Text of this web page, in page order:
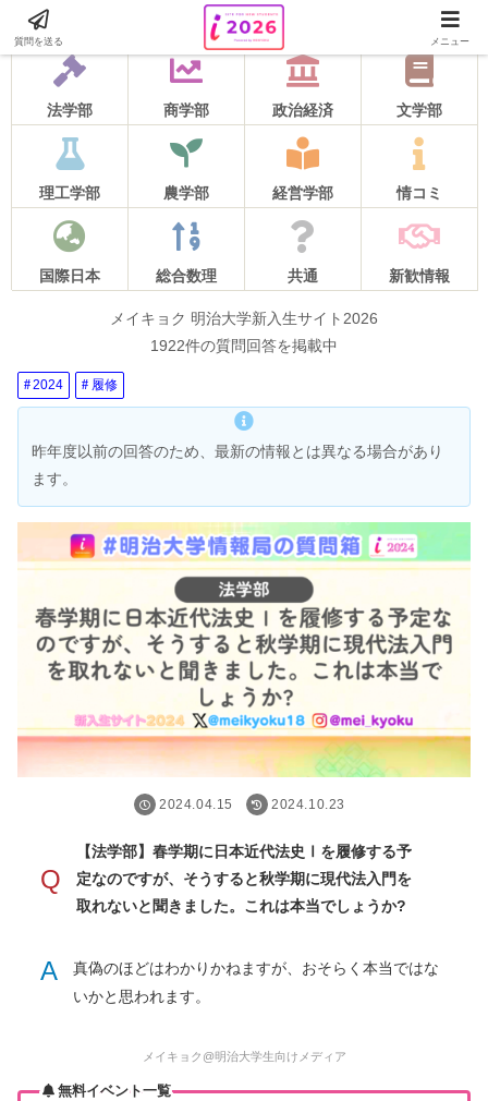
2026年度の質問受け付けは5月16日をもって終了しました！
法学部 商学部 政治経済 文学部
理工学部 農学部 経営学部 情コミ
国際日本 総合数理 共通 新歓情報
メイキョク 明治大学新入生サイト2026
1922件の質問回答を掲載中
2024.04.15 2024.10.23
2024 履修
昨年度以前の回答のため、最新の情報とは異なる場合があり
ます。
Q
【法学部】春学期に日本近代法史Ⅰを履修する予
定なのですが、そうすると秋学期に現代法入門を
取れないと聞きました。これは本当でしょうか?
A
真偽のほどはわかりかねますが、おそらく本当ではな
いかと思われます。
メイキョク@明治大学生向けメディア
無料イベント一覧
質問を送る メニュー